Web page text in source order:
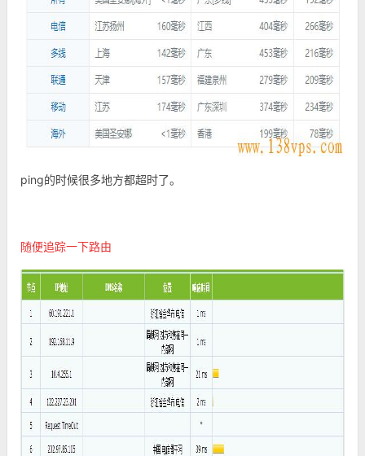
ping的时候很多地方都超时了。
随便追踪一下路由